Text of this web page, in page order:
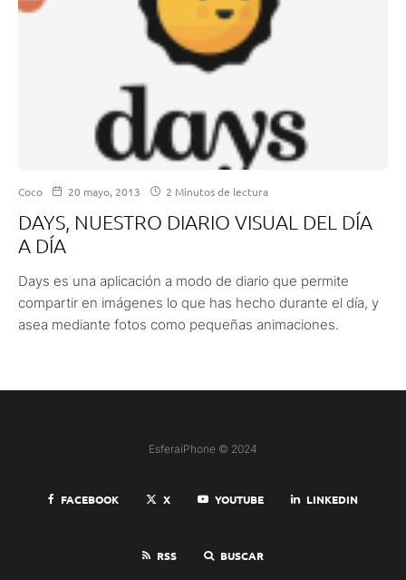
Coco 20 mayo, 2013 2 Minutos de lectura
DAYS, NUESTRO DIARIO VISUAL DEL DÍA
A DÍA
Days es una aplicación a modo de diario que permite
compartir en imágenes lo que has hecho durante el día, y
asea mediante fotos como pequeñas animaciones.
EsferaiPhone © 2024
FACEBOOK X YOUTUBE LINKEDIN
RSS BUSCAR